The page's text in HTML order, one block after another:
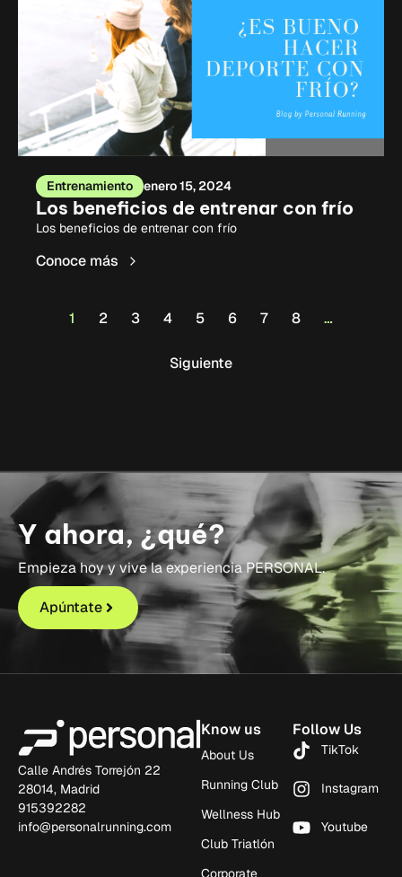
Entrenamiento enero 15, 2024
Los beneficios de entrenar con frío
Los beneficios de entrenar con frío
Conoce más
1 2 3 4 5 6 7 8 …
Siguiente
Y ahora, ¿qué?
Empieza hoy y vive la experiencia PERSONAL.
Apúntate
Calle Andrés Torrejón 22
28014, Madrid
915392282
info@personalrunning.com
Know us
About Us
Running Club
Wellness Hub
Club Triatlón
Corporate
Follow Us
TikTok
Instagram
Youtube